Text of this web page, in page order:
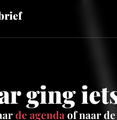
ging
de agenda of naar de